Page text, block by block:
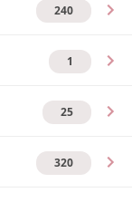
240
1
25
320